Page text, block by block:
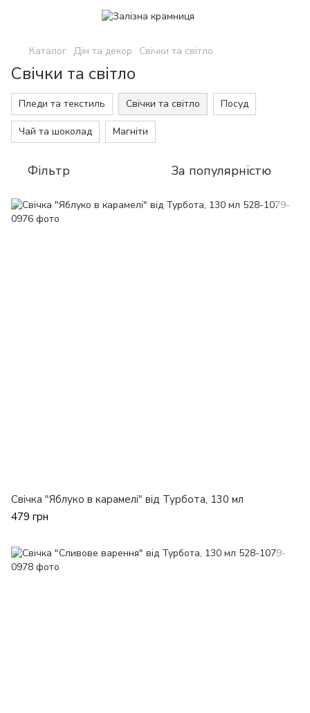
Каталог Дім та декор Свічки та світло
Свічки та світло
Пледи та текстиль Свічки та світло Посуд
Чай та шоколад Магніти
Фільтр За популярністю
Свічка "Яблуко в карамелі" від Турбота, 130 мл
479 грн